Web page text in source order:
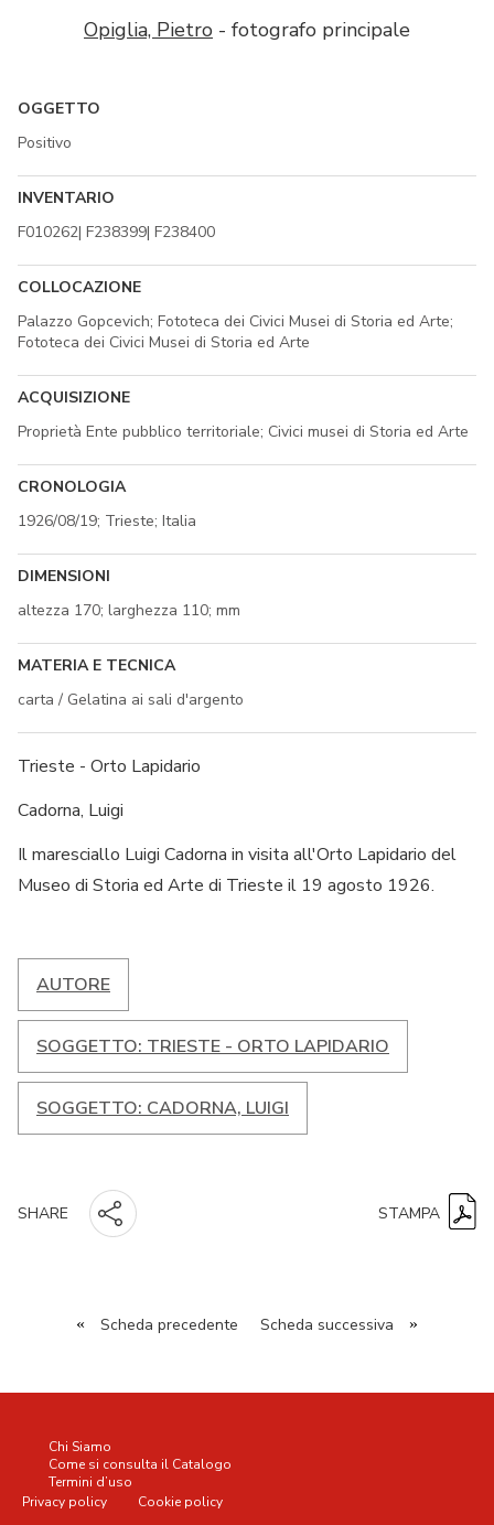
Opiglia, Pietro - fotografo principale
OGGETTO
Positivo
INVENTARIO
F010262| F238399| F238400
COLLOCAZIONE
Palazzo Gopcevich; Fototeca dei Civici Musei di Storia ed Arte;
Fototeca dei Civici Musei di Storia ed Arte
ACQUISIZIONE
Proprietà Ente pubblico territoriale; Civici musei di Storia ed Arte
CRONOLOGIA
1926/08/19; Trieste; Italia
DIMENSIONI
altezza 170; larghezza 110; mm
MATERIA E TECNICA
carta / Gelatina ai sali d'argento
Trieste - Orto Lapidario
Cadorna, Luigi
Il maresciallo Luigi Cadorna in visita all'Orto Lapidario del
Museo di Storia ed Arte di Trieste il 19 agosto 1926.
AUTORE
SOGGETTO: TRIESTE - ORTO LAPIDARIO
SOGGETTO: CADORNA, LUIGI
SHARE STAMPA
« Scheda precedente Scheda successiva »
Chi Siamo
Come si consulta il Catalogo
Termini d’uso
Privacy policy
Cookie policy